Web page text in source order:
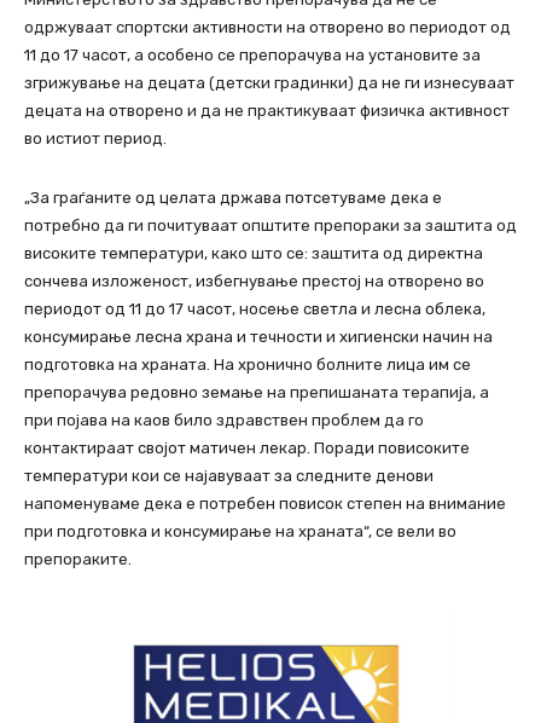
одржуваат спортски активности на отворено во периодот од
11 до 17 часот, а особено се препорачува на установите за
згрижување на децата (детски градинки) да не ги изнесуваат
децата на отворено и да не практикуваат физичка активност
во истиот период.
„За граѓаните од целата држава потсетуваме дека е
потребно да ги почитуваат општите препораки за заштита од
високите температури, како што се: заштита од директна
сончева изложеност, избегнување престој на отворено во
периодот од 11 до 17 часот, носење светла и лесна облека,
консумирање лесна храна и течности и хигиенски начин на
подготовка на храната. На хронично болните лица им се
препорачува редовно земање на препишаната терапија, а
при појава на каов било здравствен проблем да го
контактираат својот матичен лекар. Поради повисоките
температури кои се најавуваат за следните денови
напоменуваме дека е потребен повисок степен на внимание
при подготовка и консумирање на храната“, се вели во
препораките.